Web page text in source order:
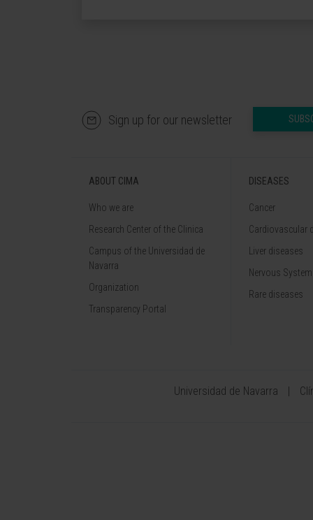
Sign up for our newsletter
ABOUT CIMA
Who we are
Research Center of the Clinica
Campus of the Universidad de
Navarra
Organization
Transparency Portal
DISEASES
Cancer
Cardiovascular
Liver diseases
Nervous
Rare diseases
Universidad de Navarra